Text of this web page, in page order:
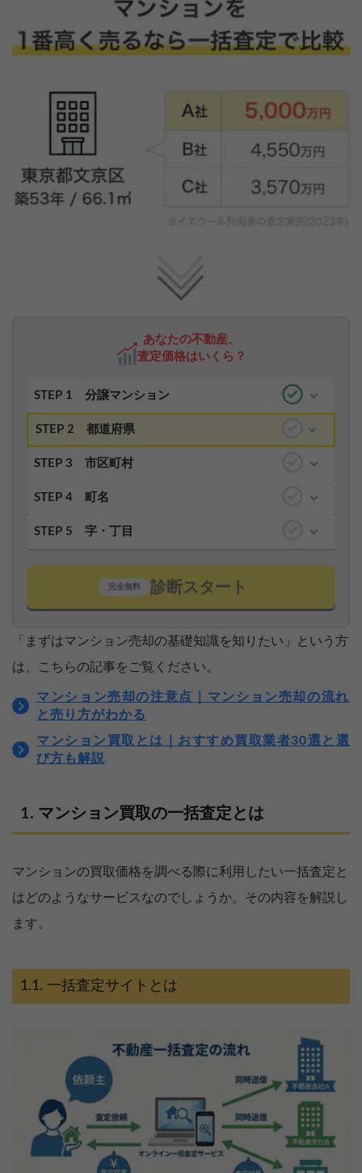
あなたの不動産、
査定価格はいくら？
STEP 1 分譲マンション
STEP 2 都道府県
STEP 3 市区町村
STEP 4 町名
STEP 5 字・丁目
完全無料 診断スタート
「まずはマンション売却の基礎知識を知りたい」という方
は、こちらの記事をご覧ください。
マンション売却の注意点｜マンション売却の流れ
と売り方がわかる
マンション買取とは｜おすすめ買取業者30選と選
び方も解説
マンション買取の一括査定とは
マンションの買取価格を調べる際に利用したい一括査定と
はどのようなサービスなのでしょうか。その内容を解説し
ます。
一括査定サイトとは